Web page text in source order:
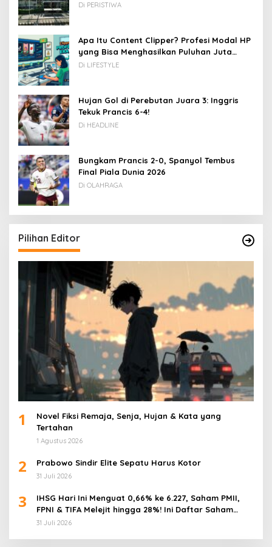
Di PERISTIWA
Apa Itu Content Clipper? Profesi Modal HP
yang Bisa Menghasilkan Puluhan Juta
Rupiah
Di LIFESTYLE
Hujan Gol di Perebutan Juara 3: Inggris
Tekuk Prancis 6-4!
Di HEADLINE
Bungkam Prancis 2-0, Spanyol Tembus
Final Piala Dunia 2026
Di OLAHRAGA
Pilihan Editor
1
Novel Fiksi Remaja, Senja, Hujan & Kata yang
Tertahan
1 Agustus 2026
2 Prabowo Sindir Elite Sepatu Harus Kotor
31 Juli 2026
3
IHSG Hari Ini Menguat 0,66% ke 6.227, Saham PMII,
FPNI & TIFA Melejit hingga 28%! Ini Daftar Saham
Paling Cuan & Volume Tertinggi 31 Juli 2026
31 Juli 2026